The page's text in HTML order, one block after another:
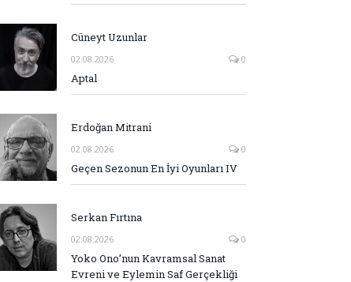
Cüneyt Uzunlar
02.08.2026 0
Aptal
Erdoğan Mitrani
02.08.2026 0
Geçen Sezonun En İyi Oyunları IV
Serkan Fırtına
02.08.2026 0
Yoko Ono’nun Kavramsal Sanat
Evreni ve Eylemin Saf Gerçekliği